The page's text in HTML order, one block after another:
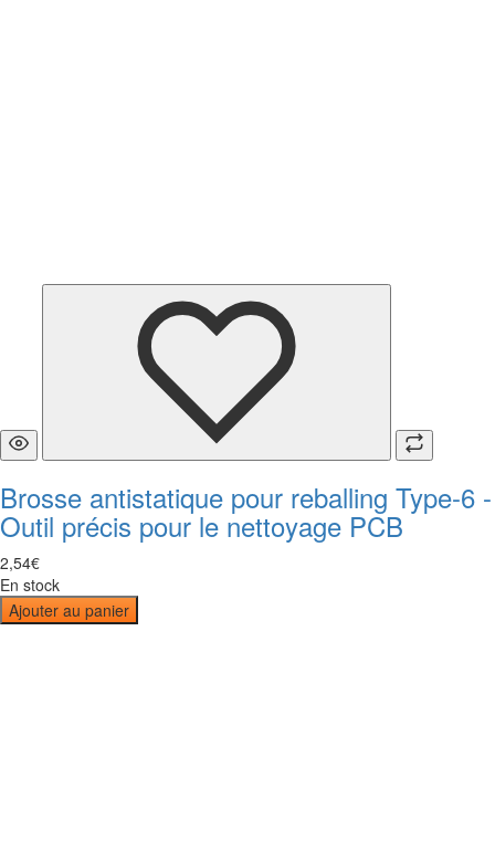
Brosse antistatique pour reballing Type-6 -
Outil précis pour le nettoyage PCB
2,54€
En stock
Ajouter au panier